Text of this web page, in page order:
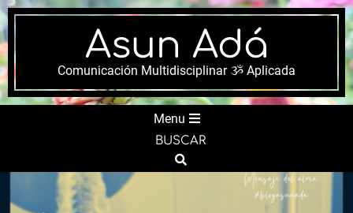
Skip
to
content
Asun Adá
Comunicación Multidisciplinar ૐ Aplicada
Menu
BUSCAR
Search